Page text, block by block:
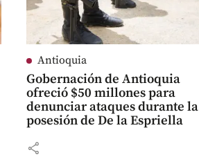
Antioquia
Gobernación de Antioquia
ofreció $50 millones para
denunciar ataques durante la
posesión de De la Espriella
share